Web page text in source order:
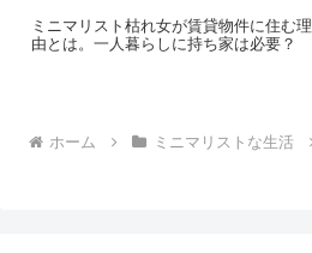
ミニマリスト枯れ女が賃貸物件に住む理
由とは。一人暮らしに持ち家は必要？
ホーム ミニマリストな生活